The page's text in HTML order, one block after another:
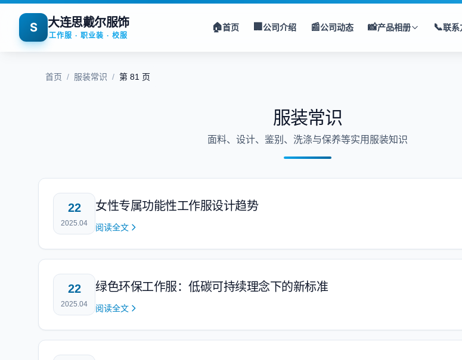
S 大连思戴尔服饰
工作服 · 职业装 · 校服
🏠首页 🏢公司介绍 📰公司动态 📸产品相册 📞联系
首页 / 服装常识 / 第 81 页
服装常识
面料、设计、鉴别、洗涤与保养等实用服装知识
22
2025.04
女性专属功能性工作服设计趋势
阅读全文
22
2025.04
绿色环保工作服：低碳可持续理念下的新标准
阅读全文